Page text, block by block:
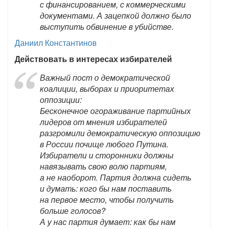
с финансированием, с коммерческими
документами. А зацепкой должно было
выступить обвинение в убийстве.
Даниил Константинов
Действовать в интересах избирателей
Важный пост о демократической
коалиции, выборах и приоритетах
оппозиции:
Бесконечное огораживание партийных
лидеров от мнения избирателей
разгромили демократическую оппозицию
в России почище любого Путина.
Избиратели и сторонники должны
навязывать свою волю партиям,
а не наоборот. Партия должна сидеть
и думать: кого бы нам поставить
на первое место, чтобы получить
больше голосов?
А у нас партия думает: как бы нам